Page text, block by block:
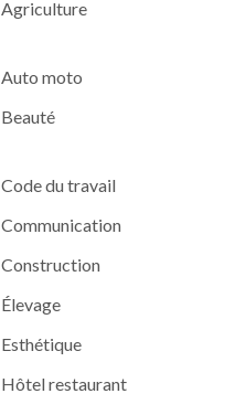
Agriculture
Auto moto
Beauté
Code du travail
Communication
Construction
Élevage
Esthétique
Hôtel restaurant